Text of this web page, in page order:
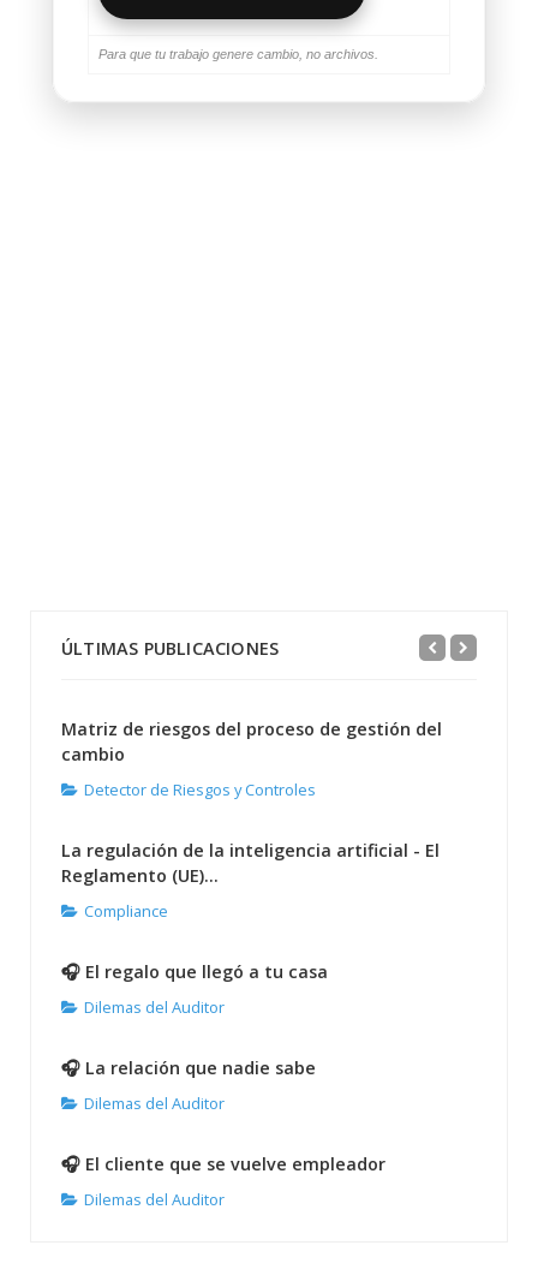
Para que tu trabajo genere cambio, no archivos.
ÚLTIMAS PUBLICACIONES
Matriz de riesgos del proceso de gestión del
cambio
Detector de Riesgos y Controles
La regulación de la inteligencia artificial - El
Reglamento (UE)...
Compliance
🎧 El regalo que llegó a tu casa
Dilemas del Auditor
🎧 La relación que nadie sabe
Dilemas del Auditor
🎧 El cliente que se vuelve empleador
Dilemas del Auditor